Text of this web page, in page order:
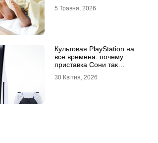
5 Травня, 2026
Культовая PlayStation на
все времена: почему
приставка Сони так
30 Квітня, 2026